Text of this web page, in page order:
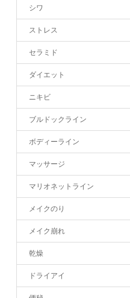
シワ
ストレス
セラミド
ダイエット
ニキビ
ブルドックライン
ボディーライン
マッサージ
マリオネットライン
メイクのり
メイク崩れ
乾燥
ドライアイ